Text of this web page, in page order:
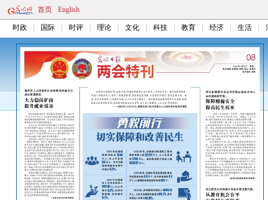
首页 English
时政 国际 时评 理论 文化 科技 教育 经济 生活